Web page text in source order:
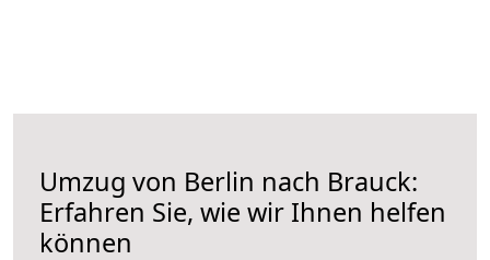
Umzug von Berlin nach Brauck:
Erfahren Sie, wie wir Ihnen helfen
können